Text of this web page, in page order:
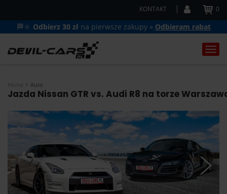
KONTAKT 0
🏁🔆 Odbierz 30 zł na pierwsze zakupy » Odbieram rabat
Home Auto
Jazda Nissan GTR vs. Audi R8 na torze